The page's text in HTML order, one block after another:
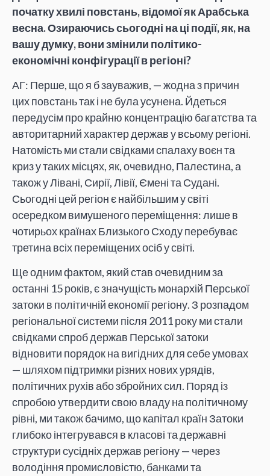
початку хвилі повстань, відомої як Арабська
весна. Озираючись сьогодні на ці події, як, на
вашу думку, вони змінили політико-
економічні конфігурації в регіоні?
АГ: Перше, що я б зауважив, — жодна з причин
цих повстань так і не була усунена. Йдеться
передусім про крайню концентрацію багатства та
авторитарний характер держав у всьому регіоні.
Натомість ми стали свідками спалаху воєн та
криз у таких місцях, як, очевидно, Палестина, а
також у Лівані, Сирії, Лівії, Ємені та Судані.
Сьогодні цей регіон є найбільшим у світі
осередком вимушеного переміщення: лише в
чотирьох країнах Близького Сходу перебуває
третина всіх переміщених осіб у світі.
Ще одним фактом, який став очевидним за
останні 15 років, є значущість монархій Перської
затоки в політичній економії регіону. З розпадом
регіональної системи після 2011 року ми стали
свідками спроб держав Перської затоки
відновити порядок на вигідних для себе умовах
— шляхом підтримки різних нових урядів,
політичних рухів або збройних сил. Поряд із
спробою утвердити свою владу на політичному
рівні, ми також бачимо, що капітал країн Затоки
глибоко інтегрувався в класові та державні
структури сусідніх держав регіону — через
володіння промисловістю, банками та